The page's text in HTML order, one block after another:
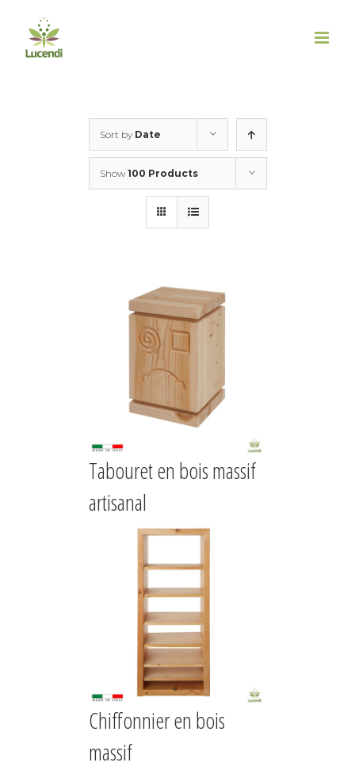
content
Sort by Date
Show 100 Products
Tabouret en bois massif
artisanal
Chiffonnier en bois
massif